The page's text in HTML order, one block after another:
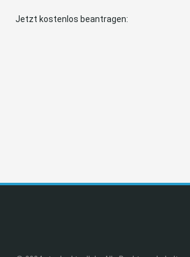
Jetzt kostenlos beantragen: